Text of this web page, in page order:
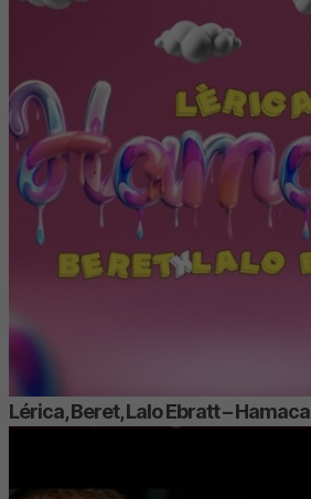
Lérica, Beret, Lalo Ebratt – Hamaca